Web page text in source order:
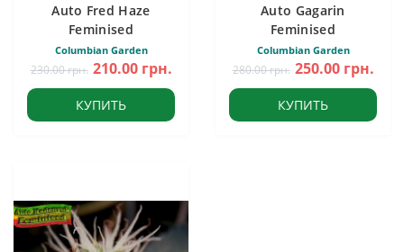
Auto Fred Haze
Feminised
Columbian Garden
230.00 грн. 210.00 грн.
КУПИТЬ
Auto Gagarin
Feminised
Columbian Garden
280.00 грн. 250.00 грн.
КУПИТЬ